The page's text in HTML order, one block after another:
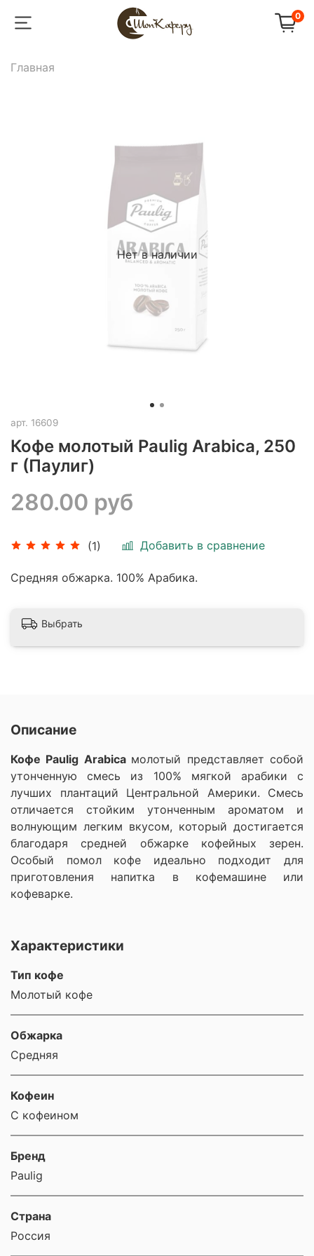
0
Главная
Нет в наличии
арт. 16609
Кофе молотый Paulig Arabica, 250
г (Паулиг)
(1) Добавить в сравнение
280.00 руб
Средняя обжарка. 100% Арабика.
Выбрать
Описание
Кофе Paulig Arabica молотый представляет собой
утонченную смесь из 100% мягкой арабики с
лучших плантаций Центральной Америки. Смесь
отличается стойким утонченным ароматом и
волнующим легким вкусом, который достигается
благодаря средней обжарке кофейных зерен.
Особый помол кофе идеально подходит для
приготовления напитка в кофемашине или
кофеварке.
Характеристики
Тип кофе
Молотый кофе
Обжарка
Средняя
Кофеин
С кофеином
Бренд
Paulig
Страна
Россия